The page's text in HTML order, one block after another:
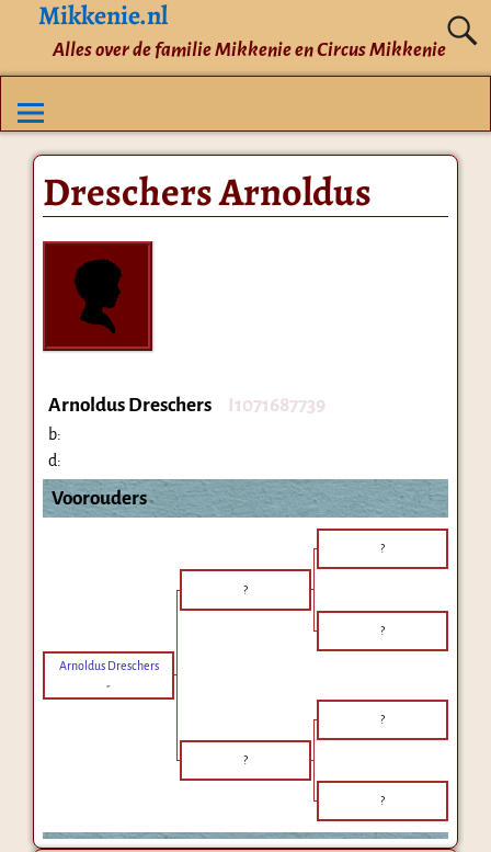
Mikkenie.nl
Alles over de familie Mikkenie en Circus Mikkenie
Dreschers Arnoldus
Arnoldus Dreschers I1071687739
b:
d:
Voorouders
?
?
?
Arnoldus Dreschers
-
?
?
?